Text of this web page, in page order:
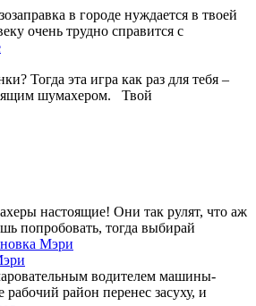
в городе нуждается в твоей
очень трудно справится с
Тогда эта игра как раз для тебя –
шумахером. Твой
настоящие! Они так рулят, что аж
попробовать, тогда выбирай
водителем машины-
район перенес засуху, и